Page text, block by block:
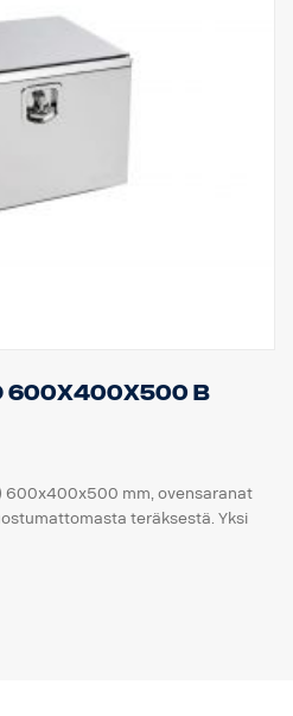
B
600x400x500 mm, ovensaranat
teräksestä. Yksi